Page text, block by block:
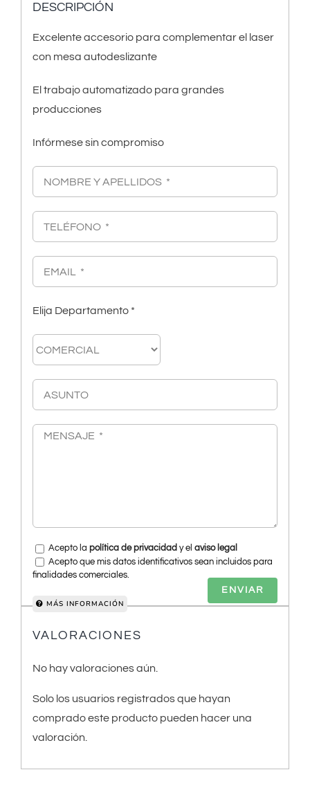
DESCRIPCIÓN
Excelente accesorio para complementar el laser
con mesa autodeslizante
El trabajo automatizado para grandes
producciones
Infórmese sin compromiso
Elija Departamento *
Acepto la política de privacidad y el aviso legal
Acepto que mis datos identificativos sean incluidos para
finalidades comerciales.
MÁS INFORMACIÓN
VALORACIONES
No hay valoraciones aún.
Solo los usuarios registrados que hayan
comprado este producto pueden hacer una
valoración.